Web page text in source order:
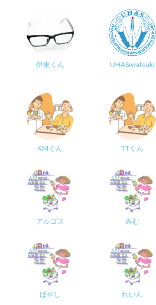
伊東くん UHASiwatsuki
KMくん TTくん
アルゴス みむ
ばやし れいん